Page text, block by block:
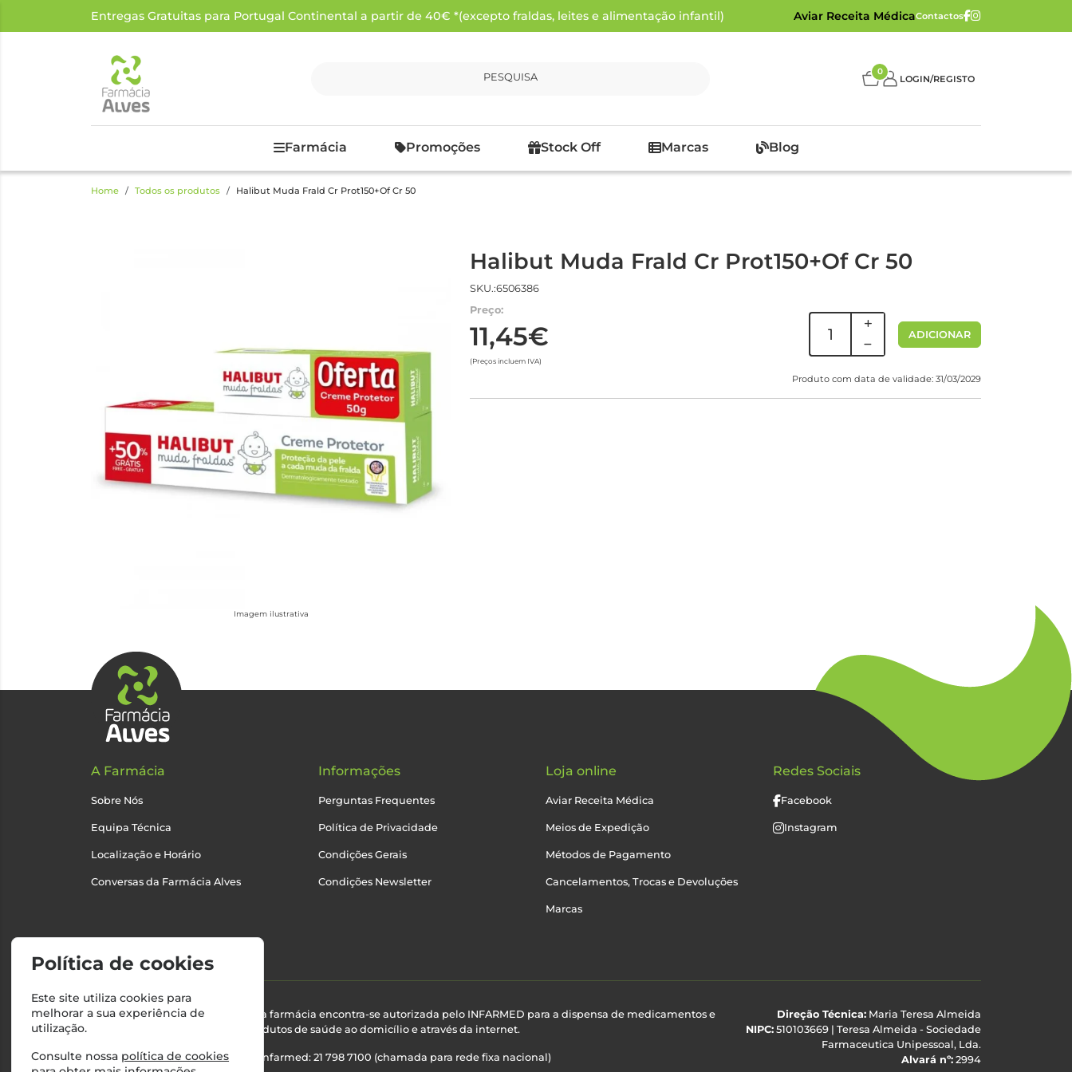
Entregas Gratuitas para Portugal Continental a partir de 40€ *(excepto fraldas, leites e alimentação infantil) Aviar Receita MédicaContactos
PESQUISA 0
LOGIN/REGISTO
Farmácia Promoções Stock Off Marcas Blog
Home Todos os produtos Halibut Muda Frald Cr Prot150+Of Cr 50
Imagem ilustrativa
Halibut Muda Frald Cr Prot150+Of Cr 50
SKU.:6506386
Preço:
11,45€
(Preços incluem IVA)
ADICIONAR
Produto com data de validade: 31/03/2029
A Farmácia
Sobre Nós
Equipa Técnica
Localização e Horário
Conversas da Farmácia Alves
Informações
Perguntas Frequentes
Política de Privacidade
Condições Gerais
Condições Newsletter
Loja online
Aviar Receita Médica
Meios de Expedição
Métodos de Pagamento
Cancelamentos, Trocas e Devoluções
Marcas
Redes Sociais
Facebook
Instagram
Esta farmácia encontra-se autorizada pelo INFARMED para a dispensa de medicamentos e
produtos de saúde ao domicílio e através da internet.
Nº Infarmed: 21 798 7100 (chamada para rede fixa nacional)
Direção Técnica: Maria Teresa Almeida
NIPC: 510103669 | Teresa Almeida - Sociedade
Farmaceutica Unipessoal, Lda.
Alvará nº: 2994
Política de cookies
Este site utiliza cookies para
melhorar a sua experiência de
utilização.
Consulte nossa política de cookies